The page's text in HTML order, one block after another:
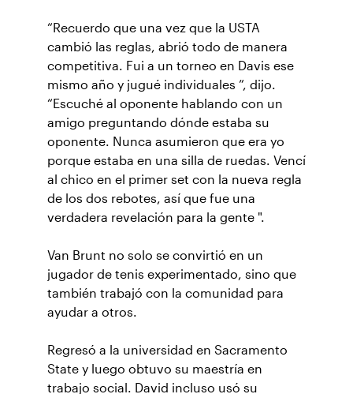
“Recuerdo que una vez que la USTA
cambió las reglas, abrió todo de manera
competitiva. Fui a un torneo en Davis ese
mismo año y jugué individuales ”, dijo.
“Escuché al oponente hablando con un
amigo preguntando dónde estaba su
oponente. Nunca asumieron que era yo
porque estaba en una silla de ruedas. Vencí
al chico en el primer set con la nueva regla
de los dos rebotes, así que fue una
verdadera revelación para la gente ".
Van Brunt no solo se convirtió en un
jugador de tenis experimentado, sino que
también trabajó con la comunidad para
ayudar a otros.
Regresó a la universidad en Sacramento
State y luego obtuvo su maestría en
trabajo social. David incluso usó su